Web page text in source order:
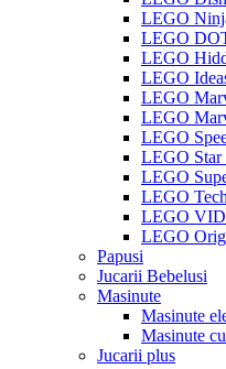
LEGO
LEGO
LEGO
LEGO
LEGO
LEGO
LEGO
LEGO Star
LEGO
LEGO
LEGO
LEGO
Papusi
Jucarii Bebelusi
Masinute
Masinute
Masinute
Jucarii plus